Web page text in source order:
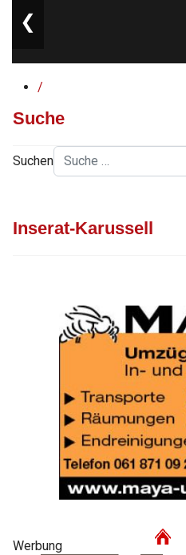
/
Suche
Suchen
Inserat-Karussell
Werbung